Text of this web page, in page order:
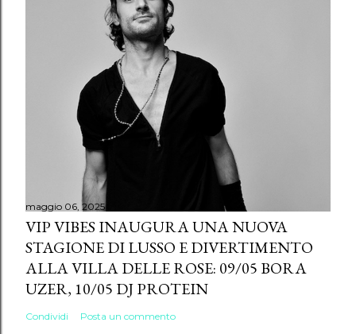
maggio 06, 2025
VIP VIBES INAUGURA UNA NUOVA
STAGIONE DI LUSSO E DIVERTIMENTO
ALLA VILLA DELLE ROSE: 09/05 BORA
UZER, 10/05 DJ PROTEIN
Condividi Posta un commento